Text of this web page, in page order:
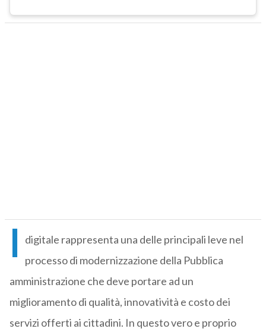
l
digitale rappresenta una delle principali leve nel
processo di modernizzazione della Pubblica
amministrazione che deve portare ad un
miglioramento di qualità, innovatività e costo dei
servizi offerti ai cittadini. In questo vero e proprio